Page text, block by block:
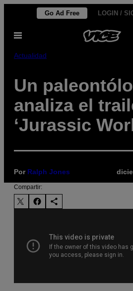
contenido
Go Ad Free LOGIN /
Abrir
Actualidad
Un
analiza el
‘Jurassic
Por Ralph Jones
Compartir: